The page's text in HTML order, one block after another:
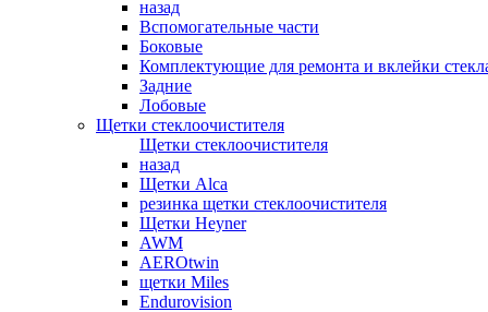
назад
Вспомогательные части
Боковые
Комплектующие для ремонта и вклейки
Задние
Лобовые
Щетки стеклоочистителя
Щетки стеклоочистителя
назад
Щетки Alca
резинка щетки стеклоочистителя
Щетки Heyner
AWM
AEROtwin
щетки Miles
Endurovision